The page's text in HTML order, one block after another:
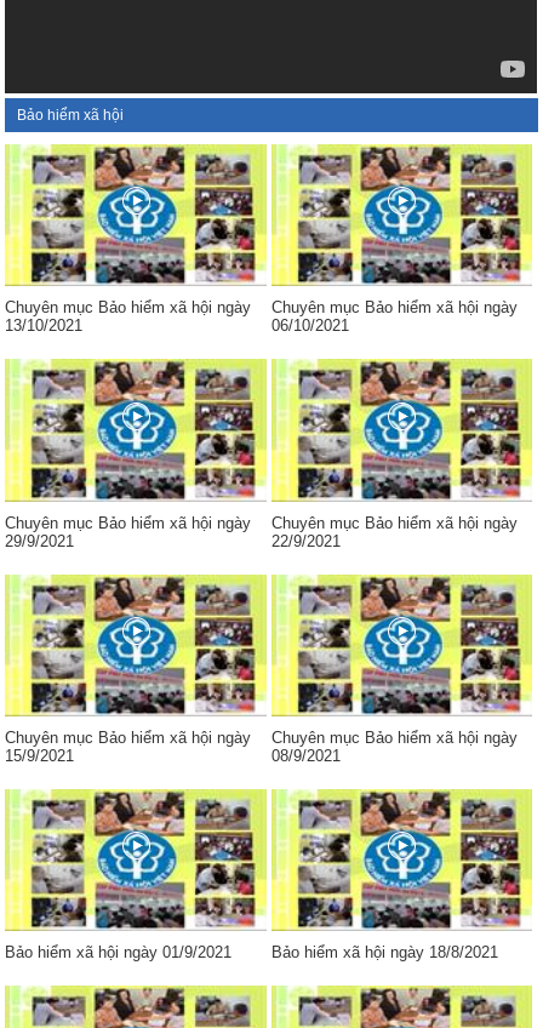
Bảo hiểm xã hội
Chuyên mục Bảo hiểm xã hội ngày
13/10/2021
Chuyên mục Bảo hiểm xã hội ngày
06/10/2021
Chuyên mục Bảo hiểm xã hội ngày
29/9/2021
Chuyên mục Bảo hiểm xã hội ngày
22/9/2021
Chuyên mục Bảo hiểm xã hội ngày
15/9/2021
Chuyên mục Bảo hiểm xã hội ngày
08/9/2021
Bảo hiểm xã hội ngày 01/9/2021 Bảo hiểm xã hội ngày 18/8/2021